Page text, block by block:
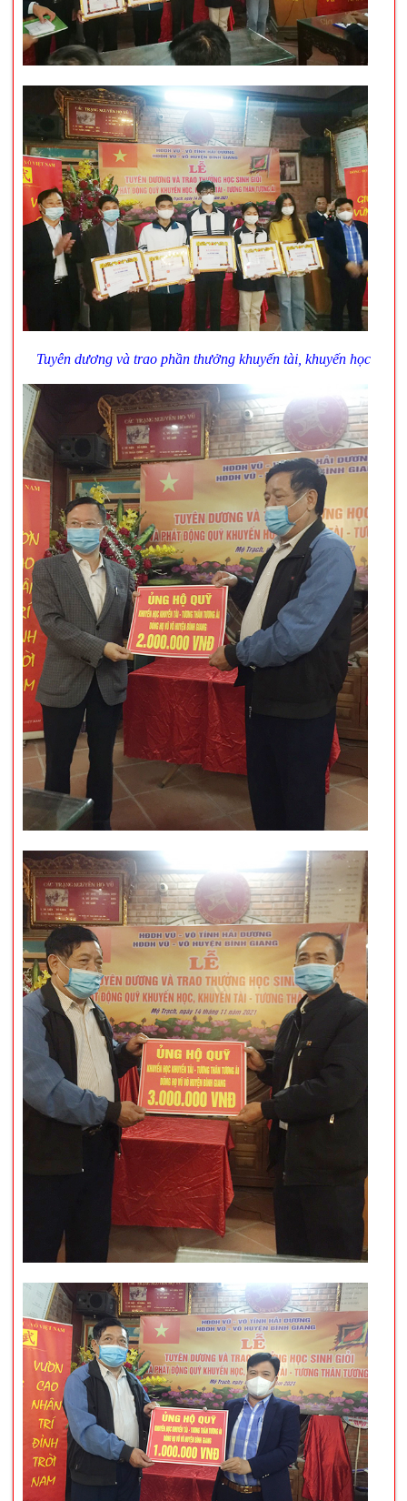
Tuyên dương và trao phần thưởng khuyến tài, khuyến học